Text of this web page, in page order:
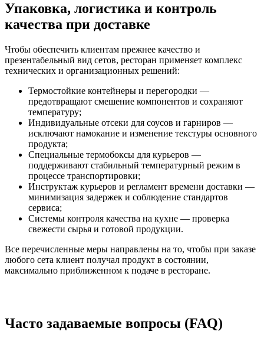
Упаковка, логистика и контроль
качества при доставке
Чтобы обеспечить клиентам прежнее качество и
презентабельный вид сетов, ресторан применяет комплекс
технических и организационных решений:
Термостойкие контейнеры и перегородки —
предотвращают смешение компонентов и сохраняют
температуру;
Индивидуальные отсеки для соусов и гарниров —
исключают намокание и изменение текстуры основного
продукта;
Специальные термобоксы для курьеров —
поддерживают стабильный температурный режим в
процессе транспортировки;
Инструктаж курьеров и регламент времени доставки —
минимизация задержек и соблюдение стандартов
сервиса;
Системы контроля качества на кухне — проверка
свежести сырья и готовой продукции.
Все перечисленные меры направлены на то, чтобы при заказе
любого сета клиент получал продукт в состоянии,
максимально приближенном к подаче в ресторане.
Часто задаваемые вопросы (FAQ)